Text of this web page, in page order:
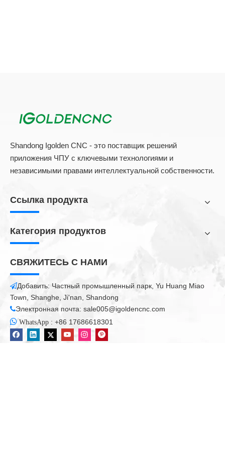
Shandong Igolden CNC - это поставщик решений
приложения ЧПУ с ключевыми технологиями и
независимыми правами интеллектуальной собственности.
Ссылка продукта
Категория продуктов
СВЯЖИТЕСЬ С НАМИ
Добавить: Частный промышленный парк, Yu Huang Miao
Town, Shanghe, Ji'nan, Shandong
Электронная почта: sale005@igoldencnc.com
 WhatsApp : +86 17686618301